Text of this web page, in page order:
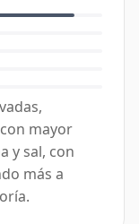
mayor
y sal, con
más a